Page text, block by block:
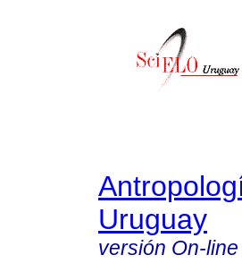
Uruguay
versión On-line